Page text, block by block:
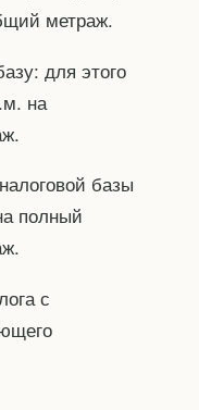
метраж.
для этого
на
базы
полный
с